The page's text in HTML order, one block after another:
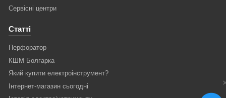
Сервісні центри
Статті
Перфоратор
КШМ Болгарка
Який купити електроінструмент?
Інтернет-магазин сьогодні